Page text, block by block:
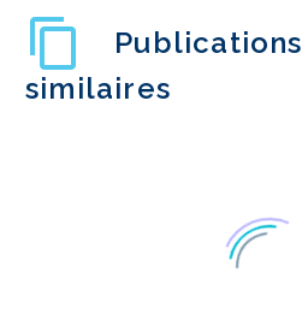
Publications
similaires